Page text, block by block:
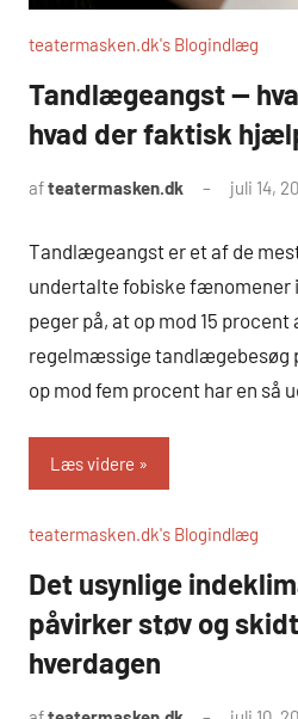
teatermasken.dk's Blogindlæg
Tandlægeangst —
hvad der faktisk
afteatermasken.dk juli 14,
Tandlægeangst er et af de
undertalte fobiske fænomener
peger på, at op mod 15
regelmæssige tandlægebesøg
op mod fem procent har en
Læs videre
teatermasken.dk's Blogindlæg
Det usynlige
påvirker støv og
hverdagen